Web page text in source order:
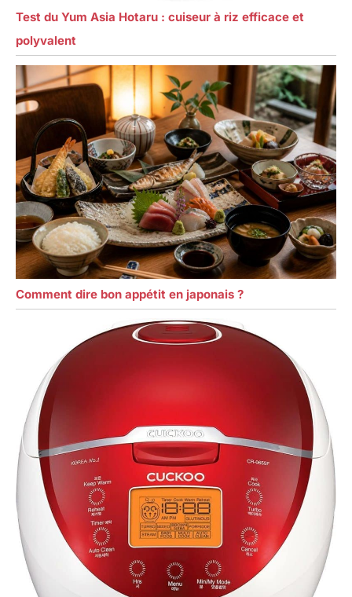
Test du Yum Asia Hotaru : cuiseur à riz efficace et
polyvalent
Comment dire bon appétit en japonais ?